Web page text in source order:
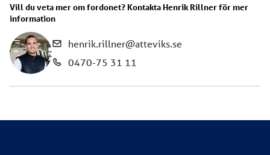
Vill du veta mer om fordonet? Kontakta Henrik Rillnerför mer
information
henrik.rillner@atteviks.se
0470-75 31 11